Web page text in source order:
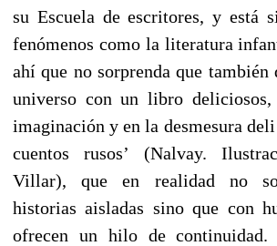
su Escuela de escritores, y está
fenómenos como la literatura
ahí que no sorprenda que también
universo con un libro deliciosos,
imaginación y en la desmesura
cuentos rusos’ (Nalvay.
Villar), que en realidad no
historias aisladas sino que con
ofrecen un hilo de continuidad.